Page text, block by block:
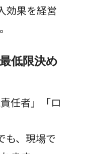
効果を経営
低限決め
任者」「ロ
も、現場で